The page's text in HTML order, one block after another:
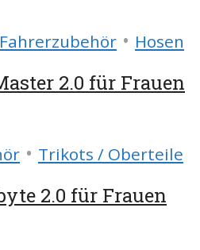
Fahrerzubehör • Hosen
2.0 für Frauen
• Trikots / Oberteile
2.0 für Frauen